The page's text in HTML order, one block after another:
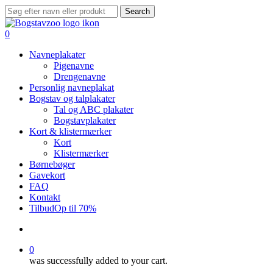
Skip
to
main
Search
Close
Search
search
0
Navneplakater
Pigenavne
Drengenavne
Personlig navneplakat
Bogstav og talplakater
Tal og ABC plakater
Bogstavplakater
Kort & klistermærker
Kort
Klistermærker
Børnebøger
Gavekort
FAQ
Kontakt
TilbudOp til 70%
0
was successfully added to your cart.